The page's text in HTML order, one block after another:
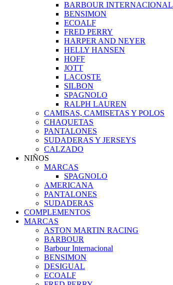
BARBOUR INTERNACIONAL
BENSIMON
ECOALF
FRED PERRY
HARPER AND NEYER
HELLY HANSEN
HOFF
JOTT
LACOSTE
SILBON
SPAGNOLO
RALPH LAUREN
CAMISAS, CAMISETAS Y POLOS
CHAQUETAS
PANTALONES
SUDADERAS Y JERSEYS
CALZADO
NIÑOS
MARCAS
SPAGNOLO
AMERICANA
PANTALONES
SUDADERAS
COMPLEMENTOS
MARCAS
ASTON MARTIN RACING
BARBOUR
Barbour Internacional
BENSIMON
DESIGUAL
ECOALF